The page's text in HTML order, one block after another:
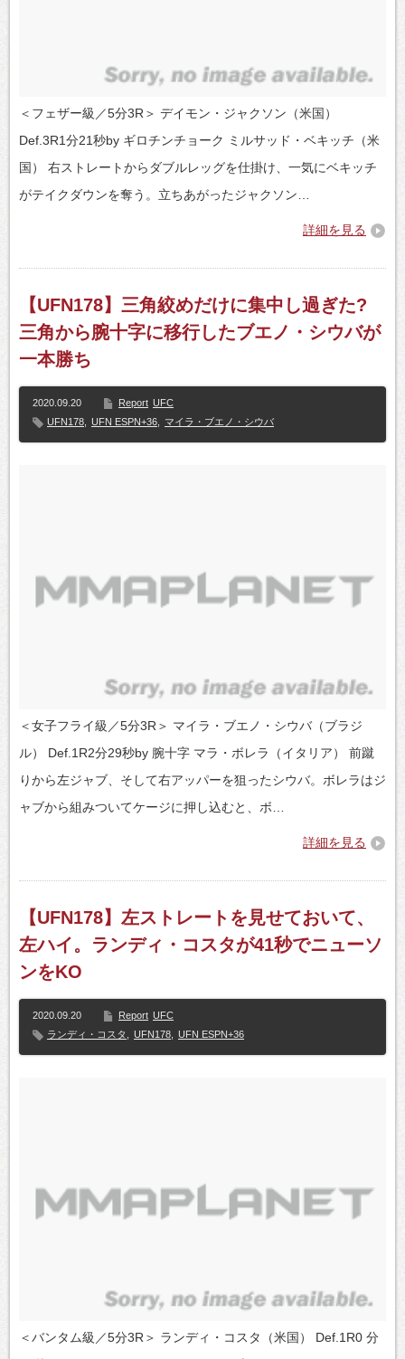
＜フェザー級／5分3R＞ デイモン・ジャクソン（米国）
Def.3R1分21秒by ギロチンチョーク ミルサッド・ベキッチ（米
国） 右ストレートからダブルレッグを仕掛け、一気にベキッチ
がテイクダウンを奪う。立ちあがったジャクソン…
詳細を見る
【UFN178】三角絞めだけに集中し過ぎた?
三角から腕十字に移行したブエノ・シウバが
一本勝ち
2020.09.20 Report UFC
UFN178, UFN ESPN+36, マイラ・ブエノ・シウバ
＜女子フライ級／5分3R＞ マイラ・ブエノ・シウバ（ブラジ
ル） Def.1R2分29秒by 腕十字 マラ・ボレラ（イタリア） 前蹴
りから左ジャブ、そして右アッパーを狙ったシウバ。ボレラはジ
ャブから組みついてケージに押し込むと、ボ…
詳細を見る
【UFN178】左ストレートを見せておいて、
左ハイ。ランディ・コスタが41秒でニューソ
ンをKO
2020.09.20 Report UFC
ランディ・コスタ
UFN178 UFN ESPN+36
＜バンタム級／5分3R＞ ランディ・コスタ（米国） Def.1R0 分